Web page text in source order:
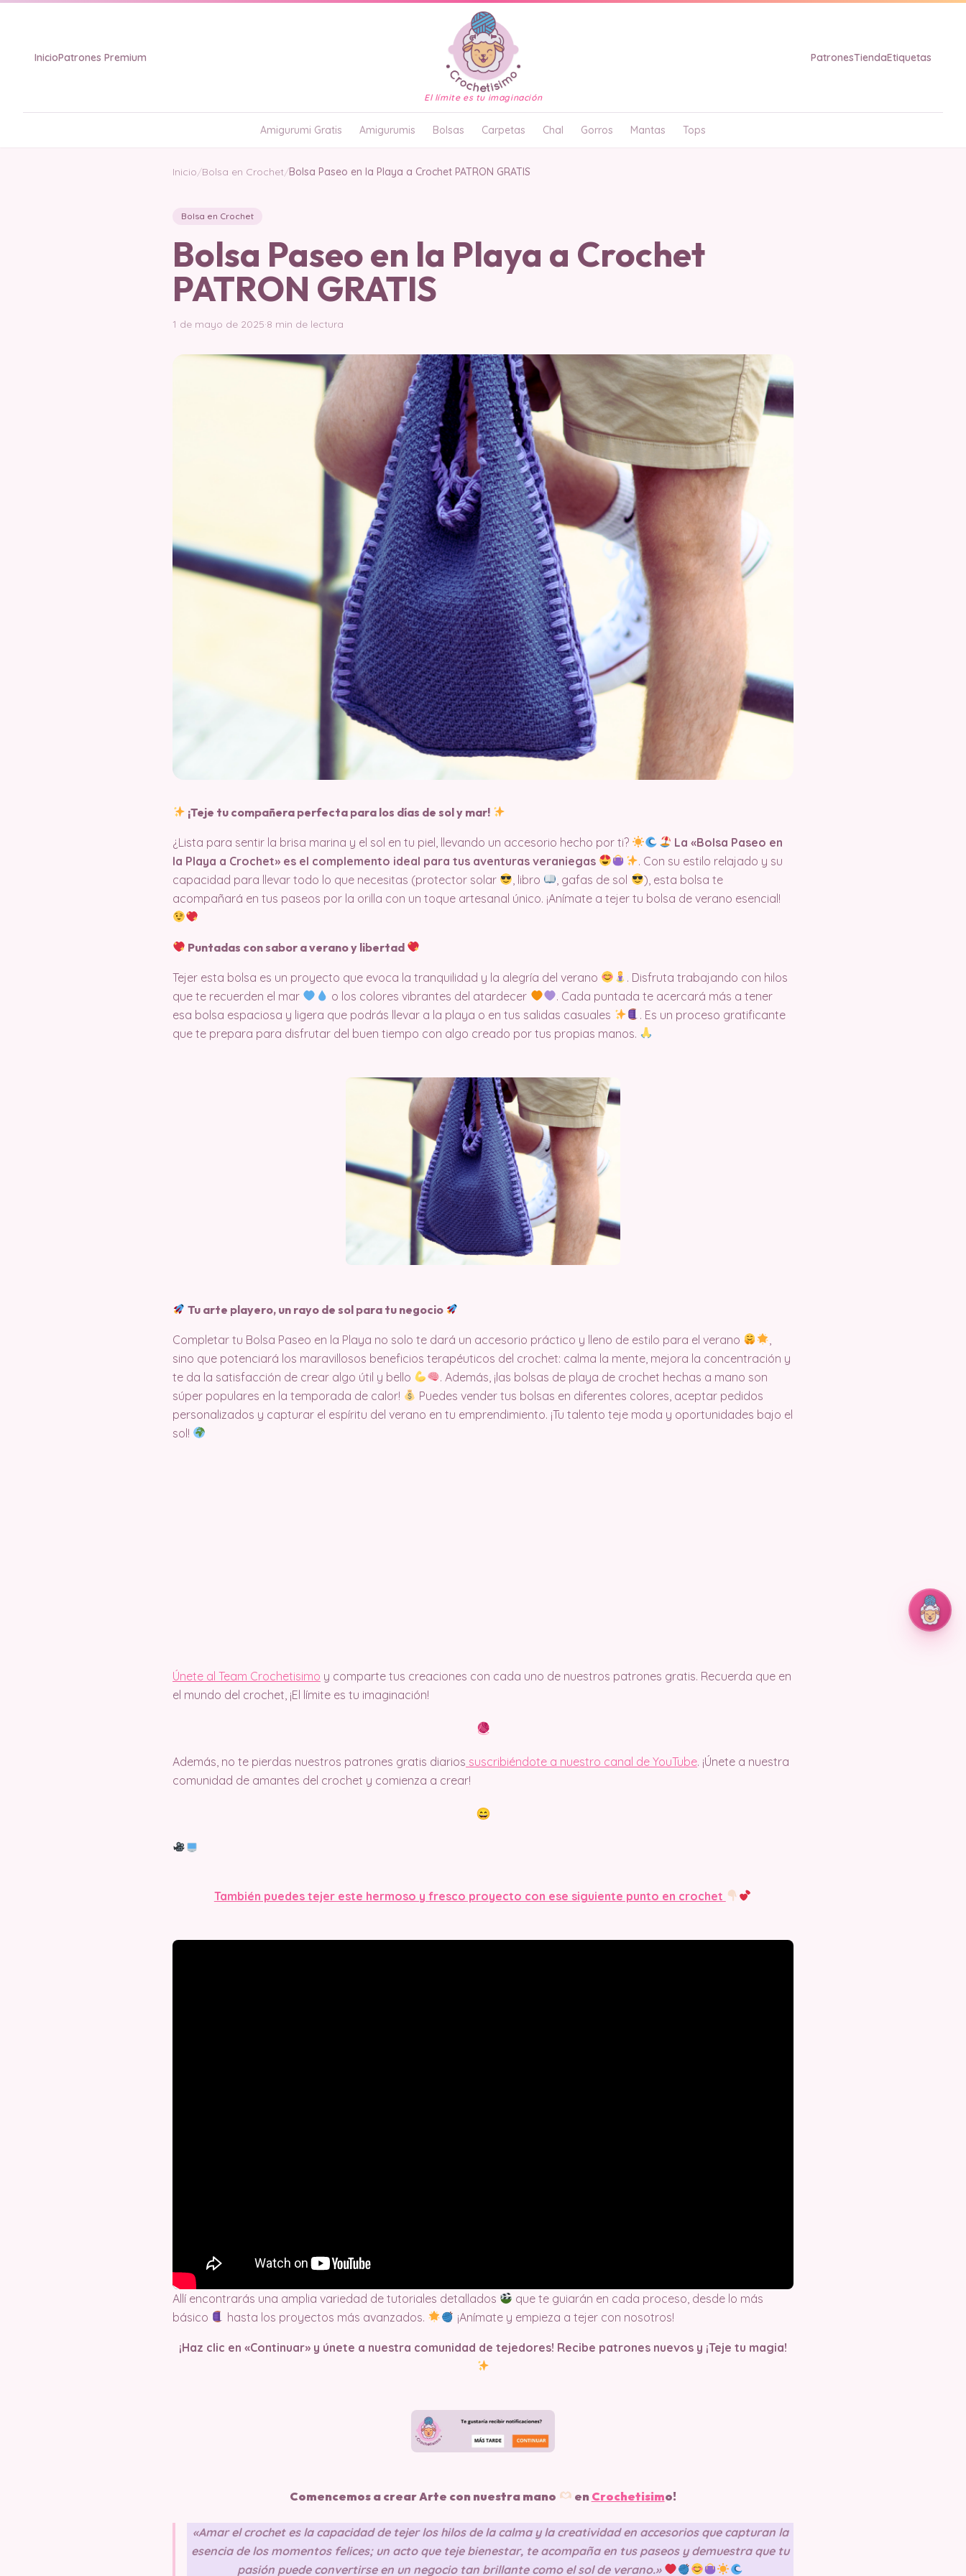
InicioPatrones Premium
El límite es tu imaginación
PatronesTiendaEtiquetas
Amigurumi Gratis Amigurumis Bolsas Carpetas Chal Gorros Mantas Tops
Inicio/Bolsa en Crochet/Bolsa Paseo en la Playa a Crochet PATRON GRATIS
Bolsa en Crochet
Bolsa Paseo en la Playa a Crochet
PATRON GRATIS
1 de mayo de 2025·8 min de lectura
¡Teje tu compañera perfecta para los días de sol y mar!
¿Lista para sentir la brisa marina y el sol en tu piel, llevando un accesorio hecho por ti?
La «Bolsa Paseo en
la Playa a Crochet» es el complemento ideal para tus aventuras veraniegas
. Con su estilo relajado y su
capacidad para llevar todo lo que necesitas (protector solar
, libro , gafas de sol
), esta bolsa te
acompañará en tus paseos por la orilla con un toque artesanal único. ¡Anímate a tejer tu bolsa de verano esencial!
Puntadas con sabor a verano y libertad
Tejer esta bolsa es un proyecto que evoca la tranquilidad y la alegría del verano
. Disfruta trabajando con hilos
que te recuerden el mar
o los colores vibrantes del atardecer
. Cada puntada te acercará más a tener
esa bolsa espaciosa y ligera que podrás llevar a la playa o en tus salidas casuales
. Es un proceso gratificante
que te prepara para disfrutar del buen tiempo con algo creado por tus propias manos.
Tu arte playero, un rayo de sol para tu negocio
Completar tu Bolsa Paseo en la Playa no solo te dará un accesorio práctico y lleno de estilo para el verano
sino que potenciará los maravillosos beneficios terapéuticos del crochet: calma la mente, mejora la concentración y
te da la satisfacción de crear algo útil y bello
. Además, ¡las bolsas de playa de crochet hechas a mano son
súper populares en la temporada de calor!
Puedes vender tus bolsas en diferentes colores, aceptar pedidos
personalizados y capturar el espíritu del verano en tu emprendimiento. ¡Tu talento teje moda y oportunidades bajo el
sol!
Únete al Team Crochetisimo y comparte tus creaciones con cada uno de nuestros patrones gratis. Recuerda que en
el mundo del crochet, ¡El límite es tu imaginación!
Además, no te pierdas nuestros patrones gratis diarios suscribiéndote a nuestro canal de YouTube. ¡Únete a nuestra
comunidad de amantes del crochet y comienza a crear!
También puedes tejer este hermoso y fresco proyecto con ese siguiente punto en crochet
Allí encontrarás una amplia variedad de tutoriales detallados
que te guiarán en cada proceso, desde lo más
básico
hasta los proyectos más avanzados. ¡Anímate y empieza a tejer con nosotros!
¡Haz clic en «Continuar» y únete a nuestra comunidad de tejedores! Recibe patrones nuevos y ¡Teje tu magia!
Comencemos a crear Arte con nuestra mano en Crochetisimo!
«Amar el crochet es la capacidad de tejer los hilos de la calma y la creatividad en accesorios que capturan la
esencia de los momentos felices; un acto que teje bienestar, te acompaña en tus paseos y demuestra que tu
pasión puede convertirse en un negocio tan brillante como el sol de verano.»